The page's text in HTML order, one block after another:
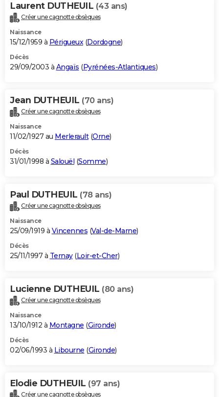
Laurent DUTHEUIL (43 ans)
Créer une cagnotte obsèques
Naissance
15/12/1959 à Périgueux(Dordogne)
Décès
29/09/2003 à Angaïs (Pyrénées-Atlantiques)
Jean DUTHEUIL (70 ans)
Créer une cagnotte obsèques
Naissance
11/02/1927 au Merlerault(Orne)
Décès
31/01/1998 à Salouël (Somme)
Paul DUTHEUIL (78 ans)
Créer une cagnotte obsèques
Naissance
25/09/1919 à Vincennes (Val-de-Marne)
Décès
25/11/1997 à Ternay(Loir-et-Cher)
Lucienne DUTHEUIL (80 ans)
Créer une cagnotte obsèques
Naissance
13/10/1912 à Montagne (Gironde)
Décès
02/06/1993 à Libourne (Gironde)
Elodie DUTHEUIL (97 ans)
Créer une cagnotte obsèques